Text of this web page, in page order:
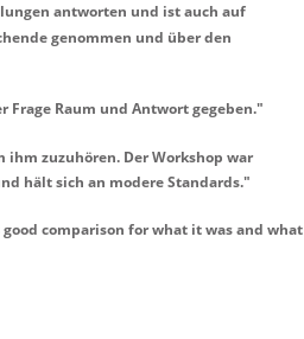
antworten und ist auch auf
genommen und über den
Frage Raum und Antwort gegeben."
ihm zuzuhören. Der Workshop war
hält sich an modere Standards."
comparison for what it was and what